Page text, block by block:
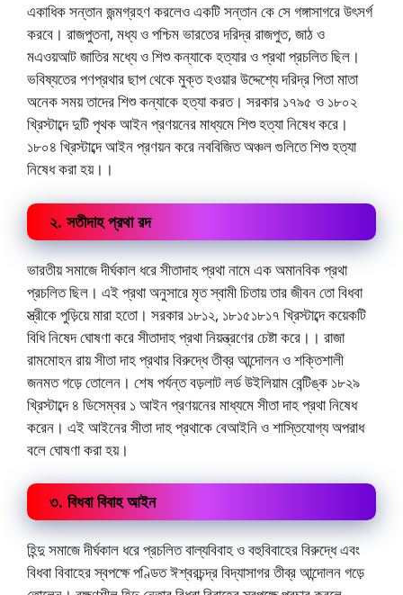
একাধিক সন্তান জন্মগ্রহণ করলেও একটি সন্তান কে সে গঙ্গাসাগরে উৎসর্গ
করবে। রাজপুতনা, মধ্য ও পশ্চিম ভারতের দরিদ্র রাজপুত, জাঠ ও
মএওয়আট জাতির মধ্যে ও শিশু কন্যাকে হত্যার ও প্রথা প্রচলিত ছিল।
ভবিষ্যতের পণপ্রথার ছাপ থেকে মুক্ত হওয়ার উদ্দেশ্যে দরিদ্র পিতা মাতা
অনেক সময় তাদের শিশু কন্যাকে হত্যা করত। সরকার ১৭৯৫ ও ১৮০২
খ্রিস্টাব্দে দুটি পৃথক আইন প্রণয়নের মাধ্যমে শিশু হত্যা নিষেধ করে।
১৮০৪ খ্রিস্টাব্দে আইন প্রণয়ন করে নববিজিত অঞ্চল গুলিতে শিশু হত্যা
নিষেধ করা হয়।।
২. সতীদাহ প্রথা রদ
ভারতীয় সমাজে দীর্ঘকাল ধরে সীতাদাহ প্রথা নামে এক অমানবিক প্রথা
প্রচলিত ছিল। এই প্রথা অনুসারে মৃত স্বামী চিতায় তার জীবন তো বিধবা
স্ত্রীকে পুড়িয়ে মারা হতো। সরকার ১৮১২, ১৮১৫১৮১৭ খ্রিস্টাব্দে কয়েকটি
বিধি নিষেদ ঘোষণা করে সীতাদাহ প্রথা নিয়ন্ত্রণের চেষ্টা করে।। রাজা
রামমোহন রায় সীতা দাহ প্রথার বিরুদ্ধে তীব্র আন্দোলন ও শক্তিশালী
জনমত গড়ে তোলেন। শেষ পর্যন্ত বড়লাট লর্ড উইলিয়াম বেন্টিঙ্ক ১৮২৯
খ্রিস্টাব্দে ৪ ডিসেম্বর ১ আইন প্রণয়নের মাধ্যমে সীতা দাহ প্রথা নিষেধ
করেন। এই আইনের সীতা দাহ প্রথাকে বেআইনি ও শাস্তিযোগ্য অপরাধ
বলে ঘোষণা করা হয়।
৩. বিধবা বিবাহ আইন
হিন্দু সমাজে দীর্ঘকাল ধরে প্রচলিত বাল্যবিবাহ ও বহুবিবাহের বিরুদ্ধে এবং
বিধবা বিবাহের স্বপক্ষে পণ্ডিত ঈশ্বরচন্দ্র বিদ্যাসাগর তীব্র আন্দোলন গড়ে